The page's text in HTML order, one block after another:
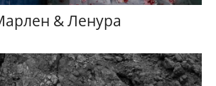
& Ленура